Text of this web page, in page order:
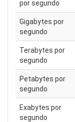
por segundo
Gigabytes por
segundo
Terabytes por
segundo
Petabytes por
segundo
Exabytes por
segundo